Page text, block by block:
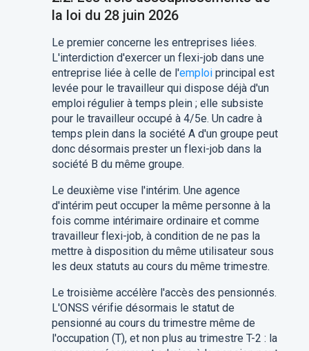
la loi du 28 juin 2026
Le premier concerne les entreprises liées.
L'interdiction d'exercer un flexi-job dans une
entreprise liée à celle de l'emploiprincipal est
levée pour le travailleur qui dispose déjà d'un
emploi régulier à temps plein ; elle subsiste
pour le travailleur occupé à 4/5e. Un cadre à
temps plein dans la société A d'un groupe peut
donc désormais prester un flexi-job dans la
société B du même groupe.
Le deuxième vise l'intérim. Une agence
d'intérim peut occuper la même personne à la
fois comme intérimaire ordinaire et comme
travailleur flexi-job, à condition de ne pas la
mettre à disposition du même utilisateur sous
les deux statuts au cours du même trimestre.
Le troisième accélère l'accès des pensionnés.
L'ONSS vérifie désormais le statut de
pensionné au cours du trimestre même de
l'occupation (T), et non plus au trimestre T-2 : la